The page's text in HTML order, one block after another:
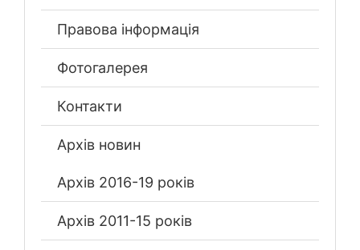
Правова інформація
Фотогалерея
Контакти
Архів новин
Архів 2016-19 років
Архів 2011-15 років